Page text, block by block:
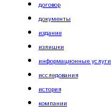
договор
документы
издание
излишки
информационные услуги
исследования
история
компании